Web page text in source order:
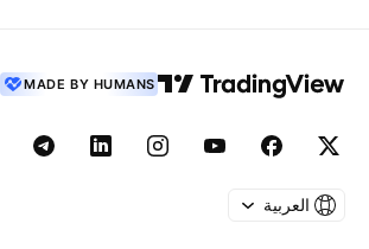
MADE BY HUMANS
العربية